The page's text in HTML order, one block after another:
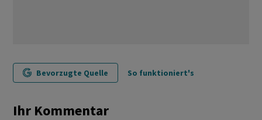
Bevorzugte Quelle So funktioniert's
Ihr Kommentar